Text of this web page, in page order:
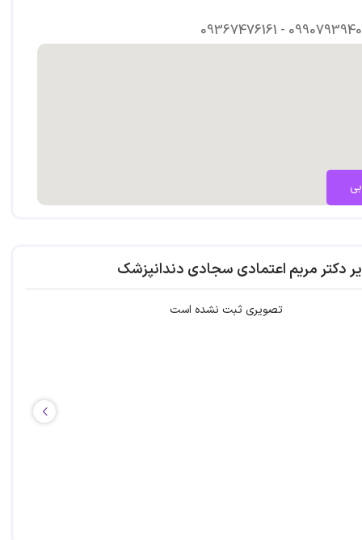
09367476161 -
دکتر مریم اعتمادی سجادی دندانپزشک
تصویری ثبت نشده است